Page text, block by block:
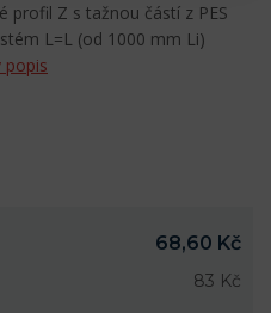
profil Z s tažnou částí z PES
L=L (od 1000 mm Li)
popis
68,60 Kč
83 Kč